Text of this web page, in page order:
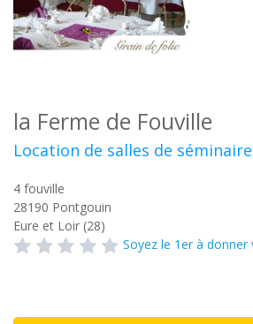
la Ferme de Fouville
Location de salles de
4 fouville
28190 Pontgouin
Eure et Loir (28)
Soyez le 1er à donner